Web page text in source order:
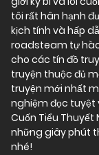
tôi rất hân hạnh
kịch tính và hấp
roadsteam tự
cho các tín đồ
truyện thuộc đủ
truyện mới nhất
nghiệm đọc tuyệt
Cuốn Tiểu
những giây phút
nhé!